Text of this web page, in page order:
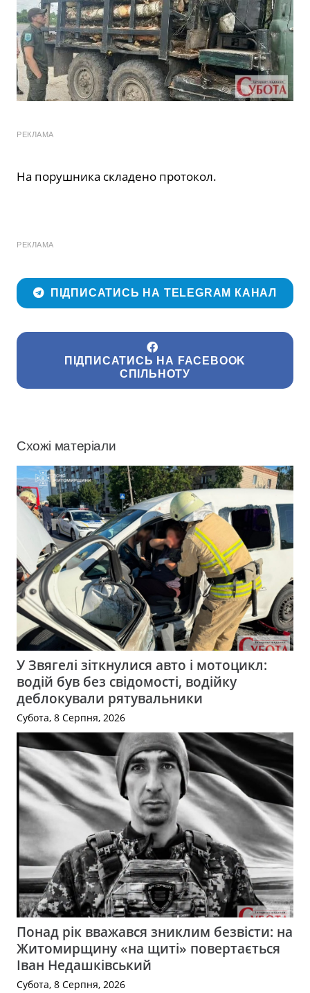
РЕКЛАМА
На порушника складено протокол.
РЕКЛАМА
ПІДПИСАТИСЬ НА TELEGRAM КАНАЛ
ПІДПИСАТИСЬ НА FACEBOOK
СПІЛЬНОТУ
Схожі матеріали
У Звягелі зіткнулися авто і мотоцикл:
водій був без свідомості, водійку
деблокували рятувальники
Субота, 8 Серпня, 2026
Понад рік вважався зниклим безвісти: на
Житомирщину «на щиті» повертається
Іван Недашківський
Субота, 8 Серпня, 2026